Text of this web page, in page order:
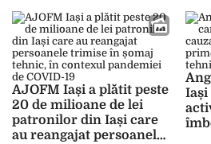
în anul 2020, comparativ
cu anul precedent
AJOFM Iași a plătit peste
20 de milioane de lei
patronilor din Iași care
au reangajat persoanele